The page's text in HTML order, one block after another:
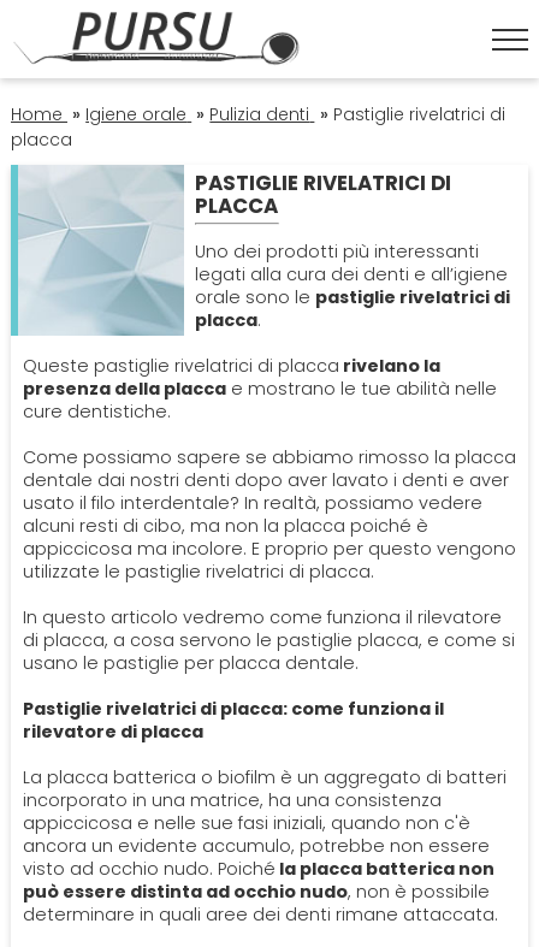
HOME
ESTETICA DENTALE
Corona Dentale
Faccette Dentali
Sbiancamento Denti
IGIENE ORALE
Igiene Orale
Lavare I Denti
Pulizia Denti
OPERATORI
Dentisti
Impianto Dentale
Sbiancamento Denti
ORTODONZIA
Apparecchio
Endodonzia
PATOLOGIE
Bruxismo
PROTESI
Impianti
Ponte Dentale
CERCA
Home » Igiene orale » Pulizia denti » Pastiglie rivelatrici di
placca
PASTIGLIE RIVELATRICI DI
PLACCA
Uno dei prodotti più interessanti
legati alla cura dei denti e all’igiene
orale sono le pastiglie rivelatrici di
placca.
Queste pastiglie rivelatrici di placca rivelano la
presenza della placcae mostrano le tue abilità nelle
cure dentistiche.
Come possiamo sapere se abbiamo rimosso la placca
dentale dai nostri denti dopo aver lavato i denti e aver
usato il filo interdentale? In realtà, possiamo vedere
alcuni resti di cibo, ma non la placca poiché è
appiccicosa ma incolore. E proprio per questo vengono
utilizzate le pastiglie rivelatrici di placca.
In questo articolo vedremo come funziona il rilevatore
di placca, a cosa servono le pastiglie placca, e come si
usano le pastiglie per placca dentale.
Pastiglie rivelatrici di placca: come funziona il
rilevatore di placca
La placca batterica o biofilm è un aggregato di batteri
incorporato in una matrice, ha una consistenza
appiccicosa e nelle sue fasi iniziali, quando non c'è
ancora un evidente accumulo, potrebbe non essere
visto ad occhio nudo. Poiché la placca batterica non
può essere distinta ad occhio nudo, non è possibile
determinare in quali aree dei denti rimane attaccata.